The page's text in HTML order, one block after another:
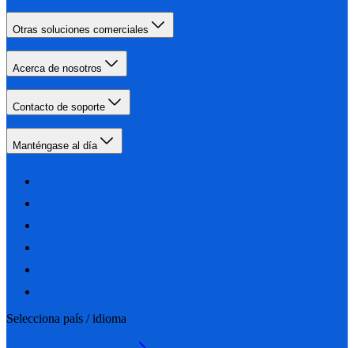
Otras soluciones comerciales
Acerca de nosotros
Contacto de soporte
Manténgase al día
Selecciona país / idioma